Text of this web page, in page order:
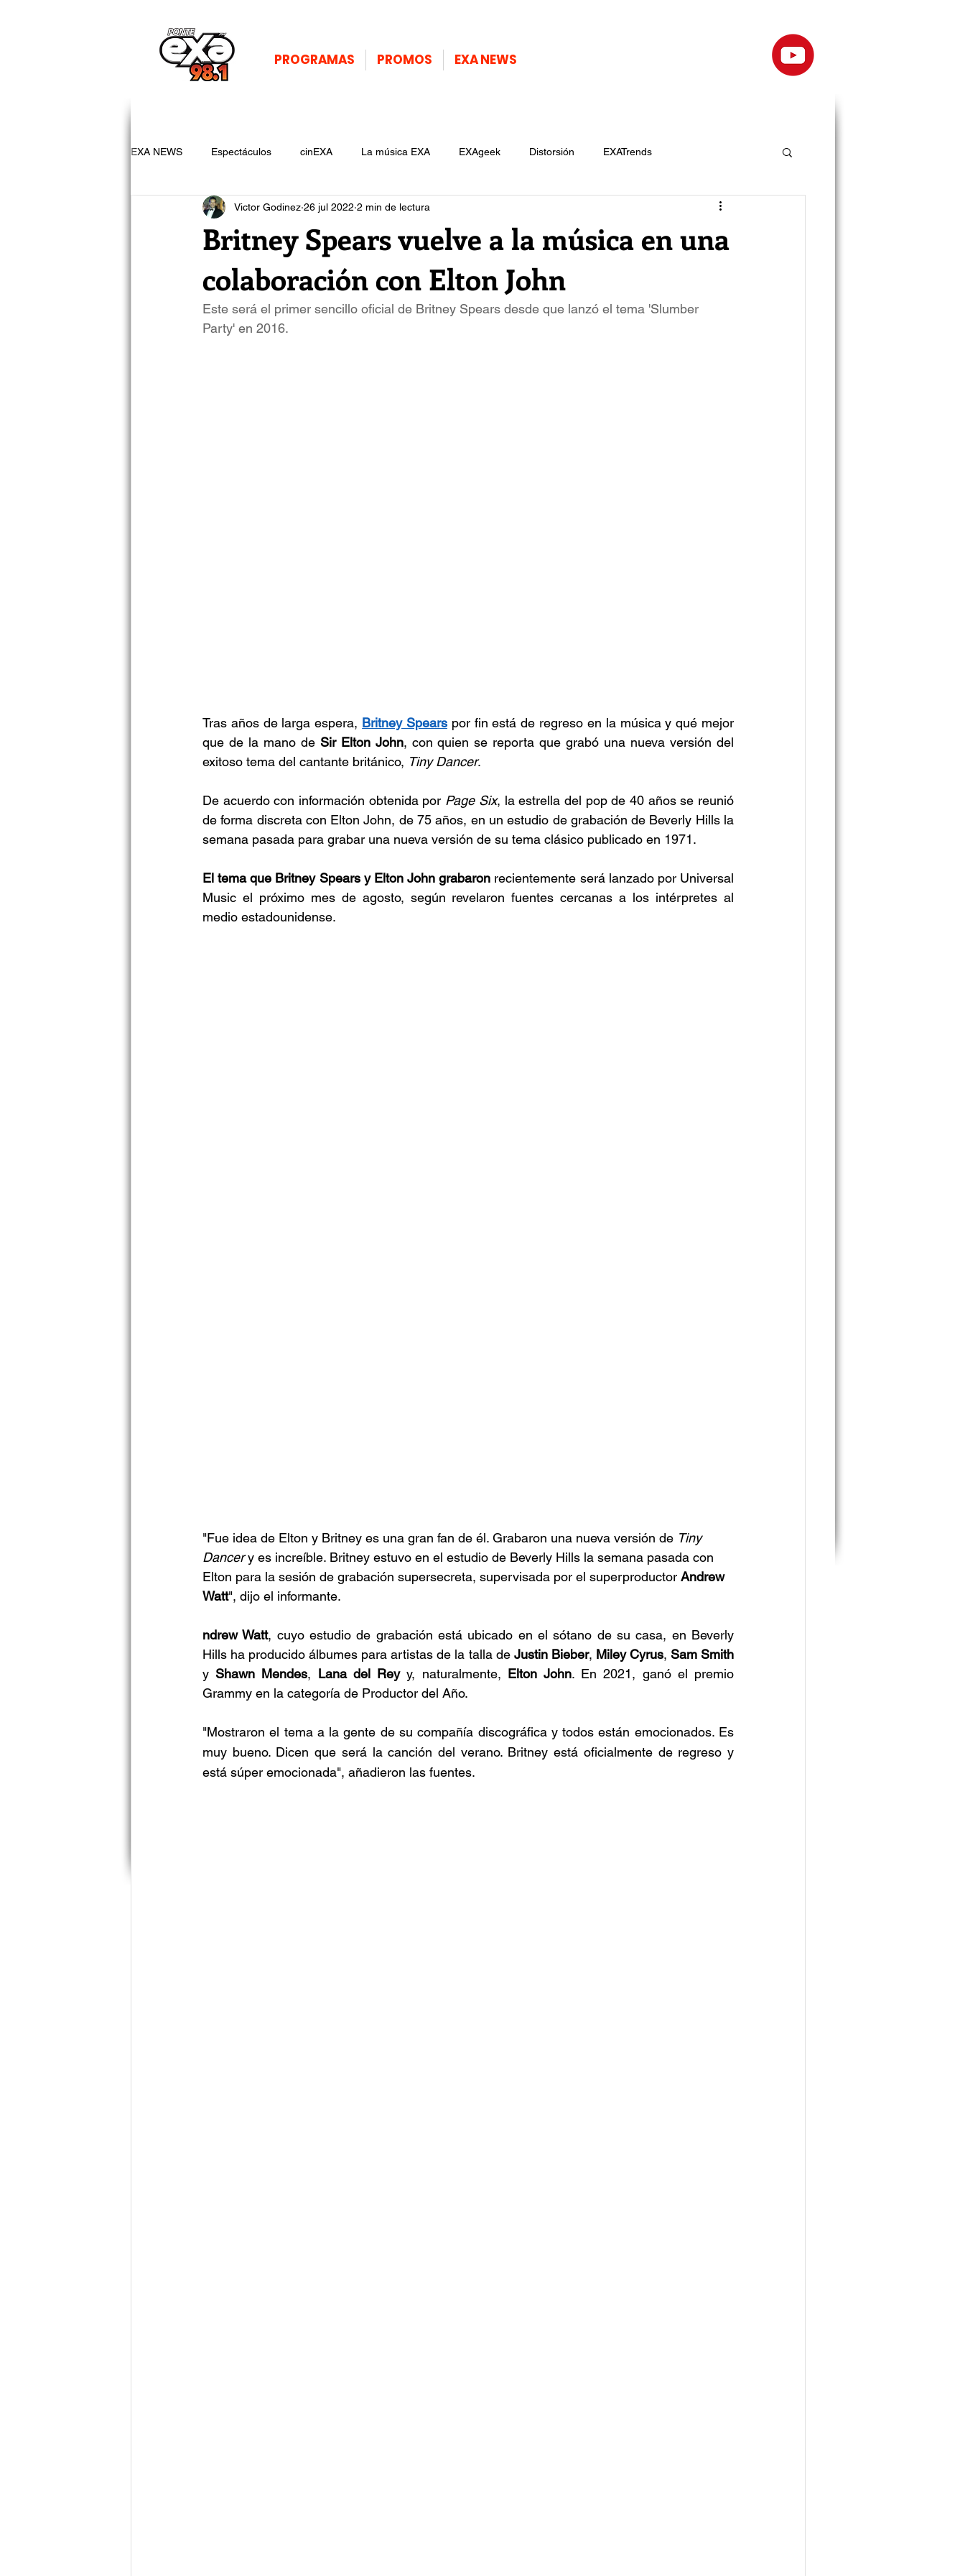
PROGRAMAS PROMOS EXA NEWS
EXA NEWS Espectáculos cinEXA La música EXA EXAgeek Distorsión EXATrends
Britney Spears vuelve a la música en una
colaboración con Elton John
Victor Godinez 26 jul 2022 2 min de lectura
Este será el primer sencillo oficial de Britney Spears desde que lanzó el tema 'Slumber
Party' en 2016.
Tras años de larga espera, Britney Spears por fin está de regreso en la música y qué mejor
que de la mano de Sir Elton John, con quien se reporta que grabó una nueva versión del
exitoso tema del cantante británico, Tiny Dancer.
De acuerdo con información obtenida por Page Six, la estrella del pop de 40 años se reunió
de forma discreta con Elton John, de 75 años, en un estudio de grabación de Beverly Hills la
semana pasada para grabar una nueva versión de su tema clásico publicado en 1971.
El tema que Britney Spears y Elton John grabaron recientemente será lanzado por Universal
Music el próximo mes de agosto, según revelaron fuentes cercanas a los intérpretes al
medio estadounidense.
"Fue idea de Elton y Britney es una gran fan de él. Grabaron una nueva versión de Tiny
Dancer y es increíble. Britney estuvo en el estudio de Beverly Hills la semana pasada con
Elton para la sesión de grabación supersecreta, supervisada por el superproductor Andrew
Watt", dijo el informante.
ndrew Watt, cuyo estudio de grabación está ubicado en el sótano de su casa, en Beverly
Hills ha producido álbumes para artistas de la talla de Justin Bieber, Miley Cyrus, Sam Smith
y Shawn Mendes, Lana del Rey y, naturalmente, Elton John. En 2021, ganó el premio
Grammy en la categoría de Productor del Año.
"Mostraron el tema a la gente de su compañía discográfica y todos están emocionados. Es
muy bueno. Dicen que será la canción del verano. Britney está oficialmente de regreso y
está súper emocionada", añadieron las fuentes.